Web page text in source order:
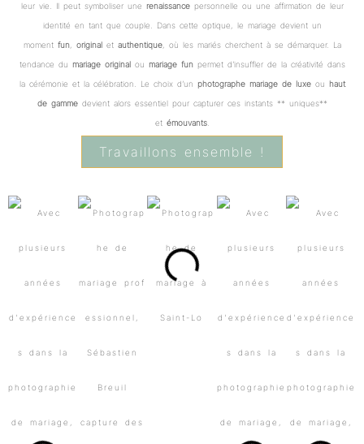
leur vie. Il peut symboliser une renaissancepersonnelle ou une affirmation de leur
identité en tant que couple. Dans cette optique, le mariage devient un
moment fun, originalet authentique, où les mariés cherchent à se démarquer. La
tendance du mariage originalou mariage funpermet d’insuffler de la créativité dans
la cérémonie et la célébration. Le choix d’un photographe mariage de luxeou haut
de gammedevient alors essentiel pour capturer ces instants ** uniques**
et émouvants.
Travaillons ensemble !